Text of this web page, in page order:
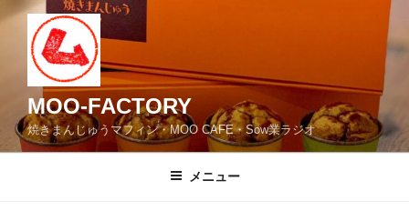
MOO-FACTORY
焼きまんじゅうマフィン・MOO CAFE・Sow業ラジオ
メニュー